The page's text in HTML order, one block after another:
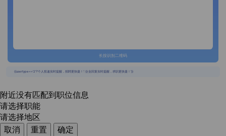
长按识别二维码
{{usertype=='2'?'个人投递实时提醒，招聘更快捷！':'企业回复实时提醒，求职更快捷！'}}
附近没有匹配到职位信息
请选择职能
请选择地区
取消
重置
确定